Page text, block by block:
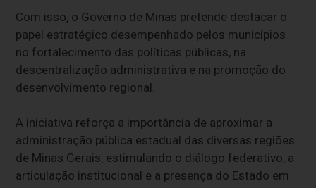
Com isso, o Governo de Minas pretende destacar o
papel estratégico desempenhado pelos municípios
no fortalecimento das políticas públicas, na
descentralização administrativa e na promoção do
desenvolvimento regional.
A iniciativa reforça a importância de aproximar a
administração pública estadual das diversas regiões
de Minas Gerais, estimulando o diálogo federativo, a
articulação institucional e a presença do Estado em